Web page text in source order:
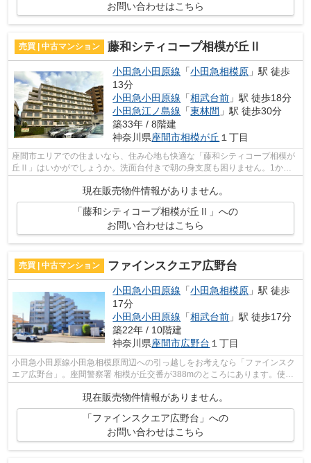
お問い合わせはこちら
売買 | 中古マンション 藤和シティコープ相模が丘Ⅱ
小田急小田原線 「小田急相模原 」駅 徒歩
13分
小田急小田原線 「相武台前 」駅 徒歩18分
小田急江ノ島線 「東林間 」駅 徒歩30分
築33年 / 8階建
神奈川県座間市相模が丘 １丁目
座間市エリアでの住まいなら、住み心地も快適な「藤和シティコープ相模が
丘Ⅱ」はいかがでしょうか。洗面台付きで朝の身支度も困りません。1か月
現在販売物件情報がありません。
「藤和シティコープ相模が丘Ⅱ」への
お問い合わせはこちら
売買 | 中古マンション ファインスクエア広野台
小田急小田原線 「小田急相模原 」駅 徒歩
17分
小田急小田原線 「相武台前 」駅 徒歩17分
築22年 / 10階建
神奈川県座間市広野台 １丁目
小田急小田原線小田急相模原周辺への引っ越しをお考えなら「ファインスク
エア広野台」。座間警察署 相模が丘交番が388mのところにあります。使い
やすい全居室収納スペースがあるためと...
現在販売物件情報がありません。
「ファインスクエア広野台」への
お問い合わせはこちら